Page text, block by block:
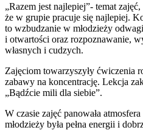
„Razem jest najlepiej”- temat
że w grupie pracuje się najlepiej.
to wzbudzanie w młodzieży odwagi
i otwartości oraz rozpoznawanie,
własnych i cudzych.
Zajęciom towarzyszyły ćwiczenia
zabawy na koncentrację. Lekcja
„Bądźcie mili dla siebie”.
W czasie zajęć panowała
młodzieży była pełna energii i